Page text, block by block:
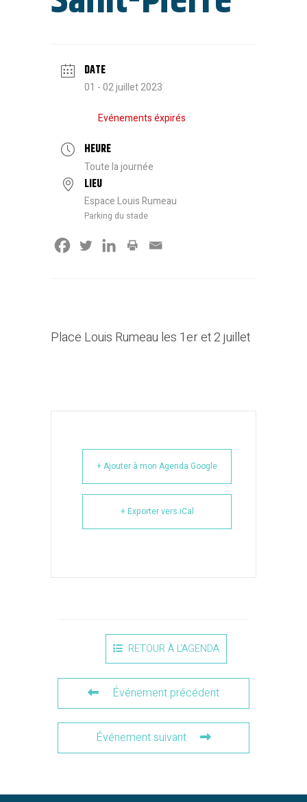
DATE
01 - 02 juillet 2023
Evénements éxpirés
HEURE
Toute la journée
LIEU
Espace Louis Rumeau
Parking du stade
Place Louis Rumeau les 1er et 2 juillet
+ Ajouter à mon Agenda Google
+ Exporter vers iCal
RETOUR À L'AGENDA
Événement précédent
Événement suivant